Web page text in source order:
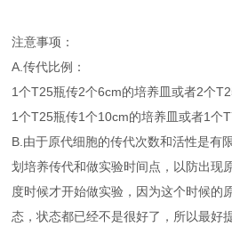
注意事项：
A.传代比例：
1个T25瓶传2个6cm的培养皿或者2个
1个T25瓶传1个10cm的培养皿或者1个
B.由于原代细胞的传代次数和活性是有
划培养传代和做实验时间点，以防出现
度时候才开始做实验，因为这个时候的
态，状态都已经不是很好了，所以最好